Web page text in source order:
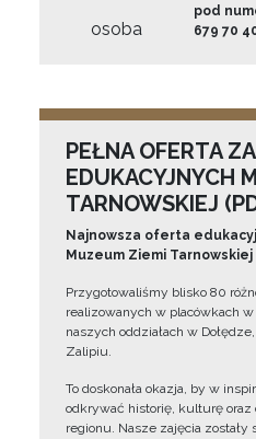
osoba
pod
679 70
PEŁNA OFERTA
EDUKACYJNYCH
TARNOWSKIEJ
Najnowsza oferta
Muzeum Ziemi Tarnowskiej
Przygotowaliśmy blisko 80
realizowanych w placówkach
naszych oddziałach w
Zalipiu.
To doskonała okazja, by w
odkrywać historię, kulturę
regionu. Nasze zajęcia zostały